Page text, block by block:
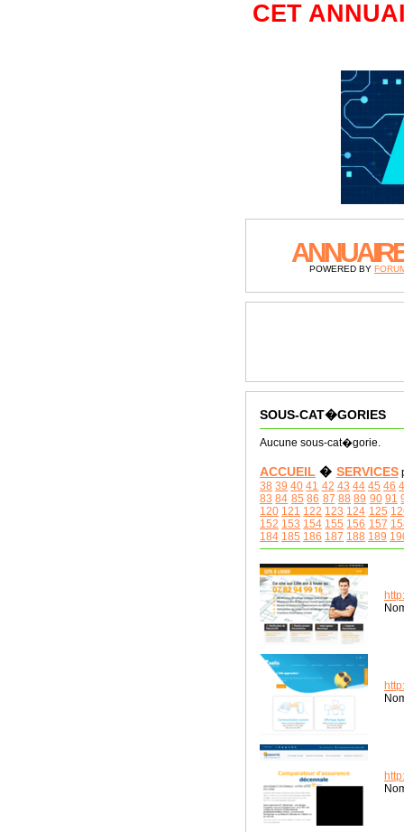
CET
POWERED BY
SOUS-CAT�GORIES
Aucune sous-cat�gorie.
ACCUEIL � SERVICES
38 39 40 41 42 43 44 45 46
83 84 85 86 87 88 89 90 91
120 121 122 123 124 125
152 153 154 155 156 157
184 185 186 187 188 189